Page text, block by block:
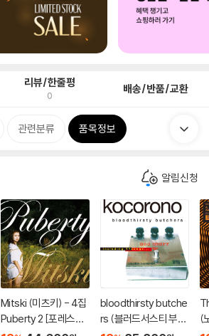
리뷰/한줄평
0 배송/반품/교환
관련분류 품목정보
알림신청
Mitski (미츠키) - 4집
Puberty 2 [포레스트
bloodthirsty butche
rs (블러드서스티 부처
(